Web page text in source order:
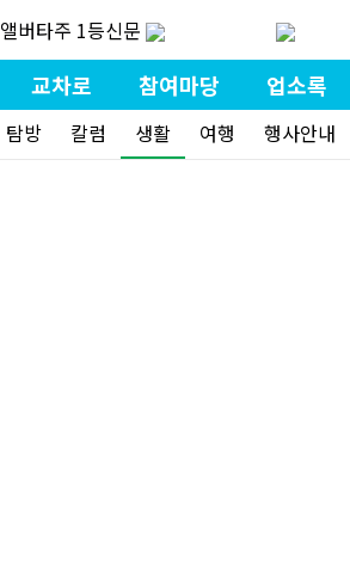
앨버타주 1등신문
교차로 참여마당 업소록
탐방 칼럼 생활 여행 행사안내